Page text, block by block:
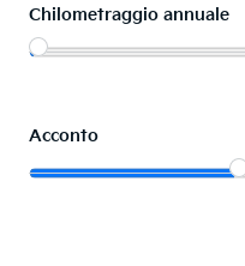
Chilometraggio annuale
Acconto